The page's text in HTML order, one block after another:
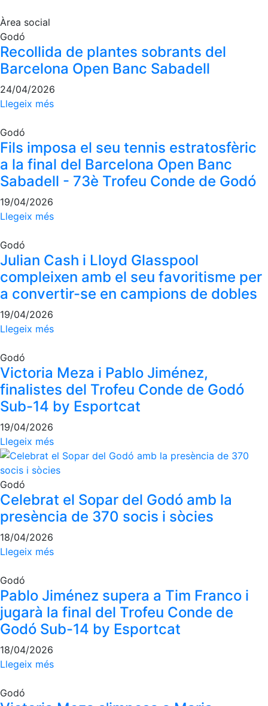
Piscina
Normativa
Bar Piscina
Patrocini
Patrocinadors
Vols ser Patrocinador del Club?
Notícies
Inscripcions El Godó del Soci/a
Àrea social
Godó
Recollida de plantes sobrants del
Barcelona Open Banc Sabadell
24/04/2026
Llegeix més
Godó
Fils imposa el seu tennis estratosfèric
a la final del Barcelona Open Banc
Sabadell - 73è Trofeu Conde de Godó
19/04/2026
Llegeix més
Godó
Julian Cash i Lloyd Glasspool
compleixen amb el seu favoritisme per
a convertir-se en campions de dobles
19/04/2026
Llegeix més
Godó
Victoria Meza i Pablo Jiménez,
finalistes del Trofeu Conde de Godó
Sub-14 by Esportcat
19/04/2026
Llegeix més
Godó
Celebrat el Sopar del Godó amb la
presència de 370 socis i sòcies
18/04/2026
Llegeix més
Godó
Pablo Jiménez supera a Tim Franco i
jugarà la final del Trofeu Conde de
Godó Sub-14 by Esportcat
18/04/2026
Llegeix més
Godó